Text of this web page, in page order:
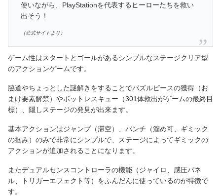
使いながら、PlayStationを代表するヒーローたちを救い
出そう！
（公式サイトより）
ゲーム性はスタートとゴールがあるシンプルなステージクリア型
のアクションゲームです。
脇道やちょっとした謎解きをすることでパズルピースの獲得（お
まけ要素解禁）やボットレスキュー（301体救出がゲームの最終目
標）、隠しステージの発見が出来ます。
基本アクションはジャンプ（滞空）、パンチ（溜め可、ギミック
の掴み）のみで非常にシンプルで、ステージによってギミックの
アクションが追加されることになります。
またデュアルセンスコントローラの機能（ジャイロ、感圧パネ
ル、トリガーエフェクト等）をふんだんに使っているのが特徴で
す。